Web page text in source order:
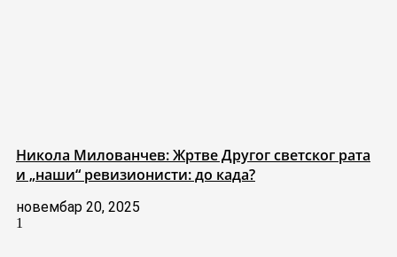
Никола Милованчев: Жртве Другог светског рата
и „наши“ ревизионисти: до када?
новембар 20, 2025